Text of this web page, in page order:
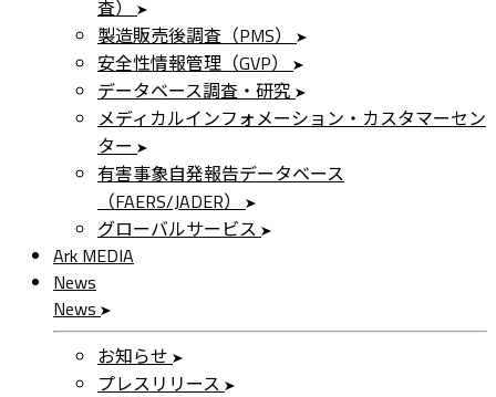
査）
製造販売後調査（PMS）
安全性情報管理（GVP）
データベース調査・研究
メディカルインフォメーション・カスタマーセン
ター
有害事象自発報告データベース
（FAERS/JADER）
グローバルサービス
Ark MEDIA
News
News
お知らせ
プレスリリース